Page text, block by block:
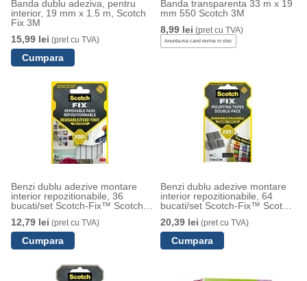
Banda dublu adeziva, pentru
interior, 19 mm x 1.5 m, Scotch
Fix 3M
15,99 lei (pret cu TVA)
Banda transparenta 33 m x 19
mm 550 Scotch 3M
8,99 lei (pret cu TVA)
Anunta-ma cand revine in stoc
Benzi dublu adezive montare
interior repozitionabile, 36
bucati/set Scotch-Fix™ Scotch
12,79 lei (pret cu TVA)
Benzi dublu adezive montare
interior repozitionabile, 64
bucati/set Scotch-Fix™ Scotch
20,39 lei (pret cu TVA)